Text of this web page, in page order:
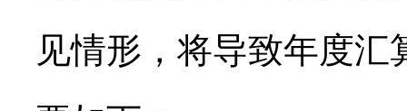
见情形，将导致年度